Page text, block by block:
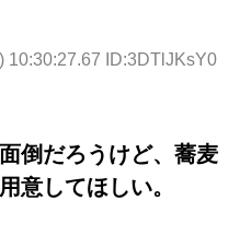
10:30:27.67 ID:3DTlJKsY0
倒だろうけど、蕎麦
意してほしい。